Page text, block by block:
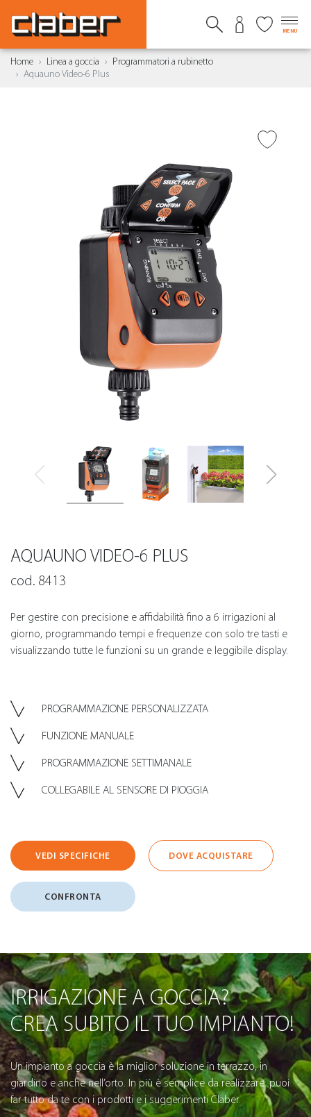
MENU
Home Linea a goccia
Programmatori a rubinetto
Aquauno Video-6 Plus
AQUAUNO VIDEO-6 PLUS
cod. 8413
Per gestire con precisione e affidabilità fino a 6 irrigazioni al
giorno, programmando tempi e frequenze con solo tre tasti e
visualizzando tutte le funzioni su un grande e leggibile display.
PROGRAMMAZIONE PERSONALIZZATA
FUNZIONE MANUALE
PROGRAMMAZIONE SETTIMANALE
COLLEGABILE AL SENSORE DI PIOGGIA
VEDI SPECIFICHE DOVE ACQUISTARE
CONFRONTA
IRRIGAZIONE A GOCCIA?
CREA SUBITO IL TUO IMPIANTO!
Un impianto a goccia è la miglior soluzione in terrazzo, in
giardino e anche nell’orto. In più è semplice da realizzare: puoi
far tutto da te con i prodotti e i suggerimenti Claber.